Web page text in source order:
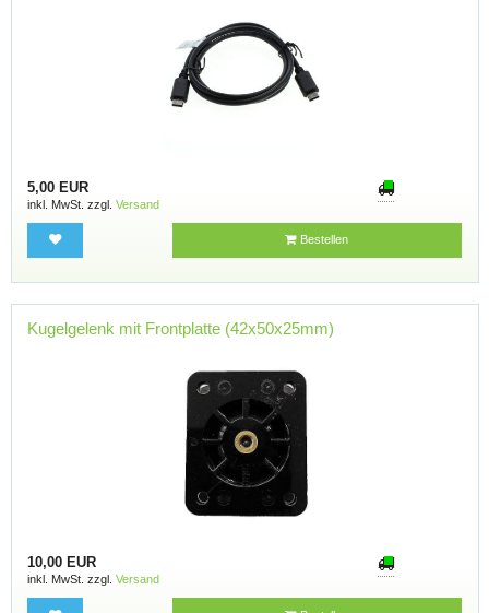
5,00 EUR
inkl. MwSt. zzgl. Versand
Bestellen
Kugelgelenk mit Frontplatte (42x50x25mm)
10,00 EUR
inkl. MwSt. zzgl. Versand